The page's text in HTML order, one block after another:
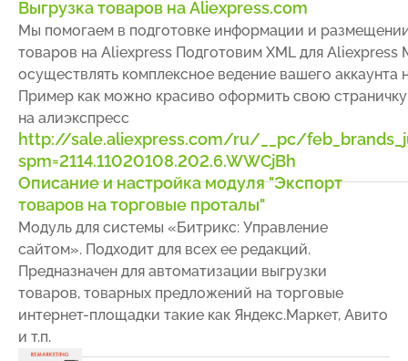
Выгрузка товаров на Aliexpress.com
Мы помогаем в подготовке информации и
товаров на Aliexpress Подготовим XML для
осуществлять комплексное ведение вашего аккаунта
Пример как можно красиво оформить свою
на алиэкспресс
http://sale.aliexpress.com/ru/__pc/
spm=2114.11020108.202.6.WWCjBh
Описание и настройка модуля "Экспорт
товаров на торговые проталы"
Модуль для системы «Битрикс: Управление
сайтом». Подходит для всех ее редакций.
Предназначен для автоматизации выгрузки
товаров, товарных предложений на торговые
интернет-площадки такие как Яндекс.Маркет, Авито
и т.п.